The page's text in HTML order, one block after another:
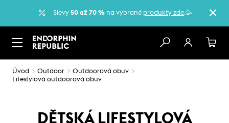
Slevy 50 až 70 % na vybrané produkty zde.🥳
Úvod Outdoor
Outdoorová obuv
Lifestylová outdoorová obuv
DĚTSKÁ LIFESTYLOVÁ